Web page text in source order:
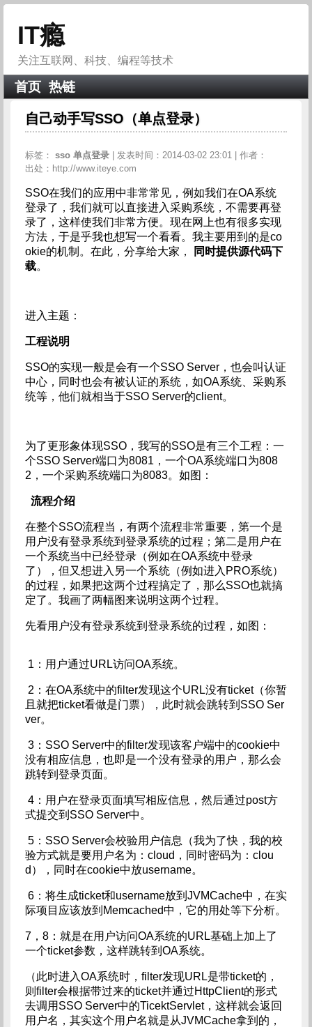
IT瘾
关注互联网、科技、编程等技术
首页 热链
自己动手写SSO（单点登录）
标签： sso 单点登录
| 发表时间：2014-03-02 23:01 | 作者：
出处：http://www.iteye.com
SSO在我们的应用中非常常见，例如我们在OA系统
登录了，我们就可以直接进入采购系统，不需要再登
录了，这样使我们非常方便。现在网上也有很多实现
方法，于是乎我也想写一个看看。我主要用到的是co
okie的机制。在此，分享给大家，
同时提供源代码下
载。
进入主题：
工程说明
SSO的实现一般是会有一个SSO Server，也会叫认证
中心，同时也会有被认证的系统，如OA系统、采购系
统等，他们就相当于SSO Server的client。
为了更形象体现SSO，我写的SSO是有三个工程：一
个SSO Server端口为8081，一个OA系统端口为808
2，一个采购系统端口为8083。如图：
流程介绍
在整个SSO流程当，有两个流程非常重要，第一个是
用户没有登录系统到登录系统的过程；第二是用户在
一个系统当中已经登录（例如在OA系统中登录
了），但又想进入另一个系统（例如进入PRO系统）
的过程，如果把这两个过程搞定了，那么SSO也就搞
定了。我画了两幅图来说明这两个过程。
先看用户没有登录系统到登录系统的过程，如图：
1：用户通过URL访问OA系统。
2：在OA系统中的filter发现这个URL没有ticket（你暂
且就把ticket看做是门票），此时就会跳转到SSO Ser
ver。
3：SSO Server中的filter发现该客户端中的cookie中
没有相应信息，也即是一个没有登录的用户，那么会
跳转到登录页面。
4：用户在登录页面填写相应信息，然后通过post方
式提交到SSO Server中。
5：SSO Server会校验用户信息（我为了快，我的校
验方式就是要用户名为：cloud，同时密码为：clou
d），同时在cookie中放username。
6：将生成ticket和username放到JVMCache中，在实
际项目应该放到Memcached中，它的用处等下分析。
7，8：就是在用户访问OA系统的URL基础上加上了
一个ticket参数，这样跳转到OA系统。
（此时进入OA系统时，filter发现URL是带ticket的，
则filter会根据带过来的ticket并通过HttpClient的形式
去调用SSO Server中的TicektServlet，这样就会返回
用户名，其实这个用户名就是从JVMCache拿到的，